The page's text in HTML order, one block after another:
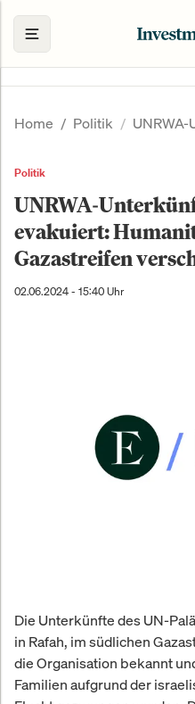
Home Politik
Politik
UNRWA-
evakuiert:
Gazastreifen
02.06.2024 - 15:40 Uhr
Die Unterkünfte des UN-
in Rafah, im südlichen
die Organisation bekannt
Familien aufgrund der